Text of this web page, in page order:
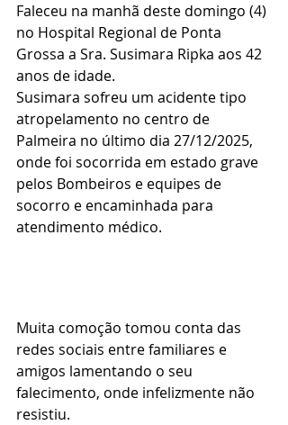
Faleceu na manhã deste domingo (4)
no Hospital Regional de Ponta
Grossa a Sra. Susimara Ripka aos 42
anos de idade.
Susimara sofreu um acidente tipo
atropelamento no centro de
Palmeira no último dia 27/12/2025,
onde foi socorrida em estado grave
pelos Bombeiros e equipes de
socorro e encaminhada para
atendimento médico.
Muita comoção tomou conta das
redes sociais entre familiares e
amigos lamentando o seu
falecimento, onde infelizmente não
resistiu.